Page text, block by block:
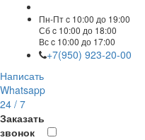
Пн-Пт c 10:00 до 19:00
Сб c 10:00 до 18:00
Вс c 10:00 до 17:00
+7(950) 923-20-00
Написать
Whatsapp
24 / 7
Заказать
звонок